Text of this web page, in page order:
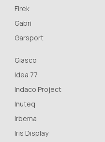
Firek
Gabri
Garsport
Giasco
Idea 77
Indaco Project
Inuteq
Irbema
Iris Display